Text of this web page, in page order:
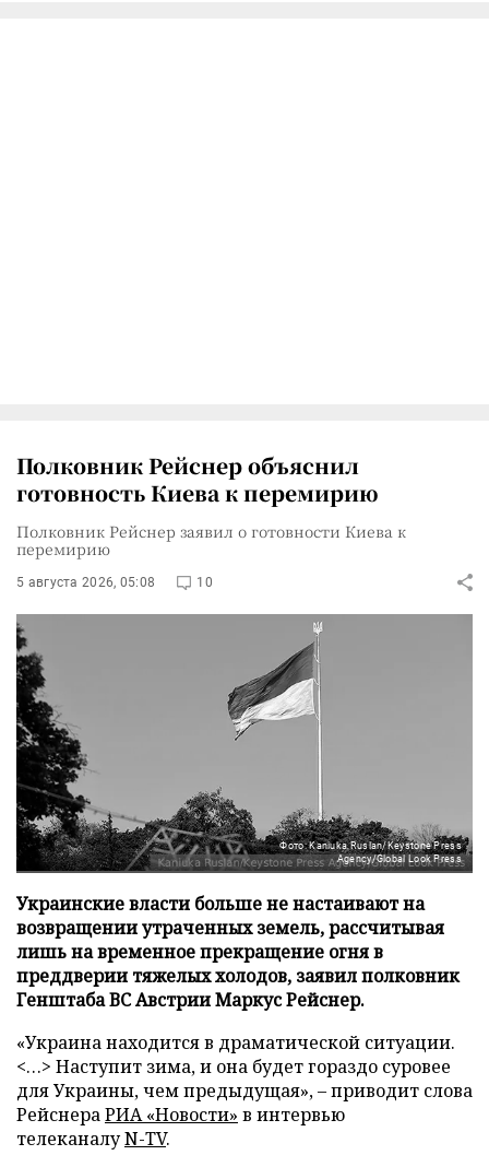
Полковник Рейснер объяснил
готовность Киева к перемирию
Полковник Рейснер заявил о готовности Киева к
перемирию
5 августа 2026, 05:08 10
Фото: Kaniuka Ruslan/Keystone Press
Agency/Global Look Press
Украинские власти больше не настаивают на
возвращении утраченных земель, рассчитывая
лишь на временное прекращение огня в
преддверии тяжелых холодов, заявил полковник
Генштаба ВС Австрии Маркус Рейснер.
«Украина находится в драматической ситуации.
<…> Наступит зима, и она будет гораздо суровее
для Украины, чем предыдущая», – приводит слова
РейснераРИА «Новости» в интервью
телеканалуN-TV.